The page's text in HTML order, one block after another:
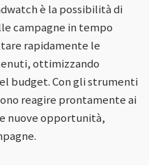
è la possibilità di
campagne in tempo
rapidamente le
ottimizzando
budget. Con gli strumenti
reagire prontamente ai
nuove opportunità,